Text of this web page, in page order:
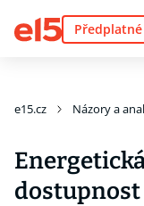
Předplatné
e15.cz Názory a
dostupnost